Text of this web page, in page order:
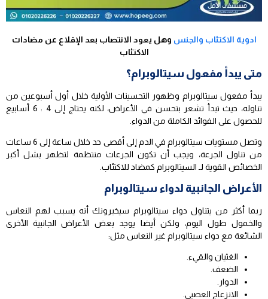
ادوية الاكتئاب والجنس وهل يعود الانتصاب بعد الإقلاع عن مضادات
الاكتئاب
متى يبدأ مفعول سيتالوبرام؟
يبدأ مفعول سيتالوبرام وظهور التحسينات الأولية خلال أول أسبوعين من
تناوله، حيث تبدأ تشعر بتحسن في الأعراض، لكنه يحتاج إلى 4 : 6 أسابيع
للحصول على الفوائد الكاملة من الدواء.
وتصل مستويات سيتالوبرام في الدم إلى أقصى حد خلال ساعة إلى 6 ساعات
من تناول الجرعة، ويجب أن تكون الجرعات منتظمة لتظهر بشل أكبر
الخصائص القوية لـ السيتالوبرام كمضاد للاكتئاب.
الأعراض الجانبية لدواء سيتالوبرام
ربما أكثر من يتناول دواء سيتالوبرام سيخبرونك أنه يسبب لهم النعاس
والخمول طول اليوم، ولكن أيضا يوجد بعض الأعراض الجانبية الأخرى
الشائعة مع دواء سيتالوبرام غير النعاس مثل:
الغثيان والقيء.
الضعف.
الدوار.
الانزعاج العصبي.